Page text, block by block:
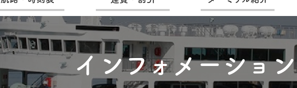
インフォメーション